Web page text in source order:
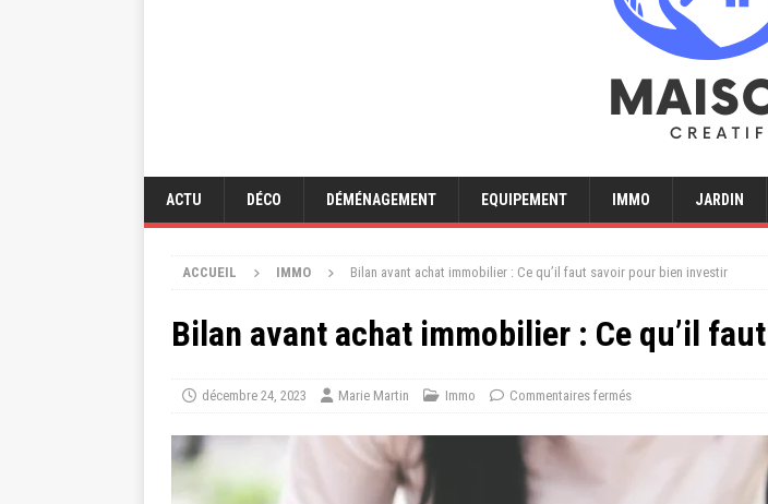
ACTU DÉCO DÉMÉNAGEMENT EQUIPEMENT IMMO JARDIN
ACCUEIL IMMO Bilan avant achat immobilier : Ce qu’il faut savoir pour bien investir
Bilan avant achat immobilier : Ce qu’il
décembre 24, 2023 Marie Martin Immo Commentaires fermés